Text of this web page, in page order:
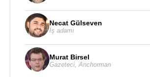
destekledi ve sık sık
başladı. Ünlü boksör ve güreşçi
antrenmanlara gelerek güreş ve
1903 Mart'ında ise özel bir izinle
Kulübü kuruldu. 1908 yılında
Necat Gülseven
İş adamı
Murat Birsel
Gazeteci Anchorman